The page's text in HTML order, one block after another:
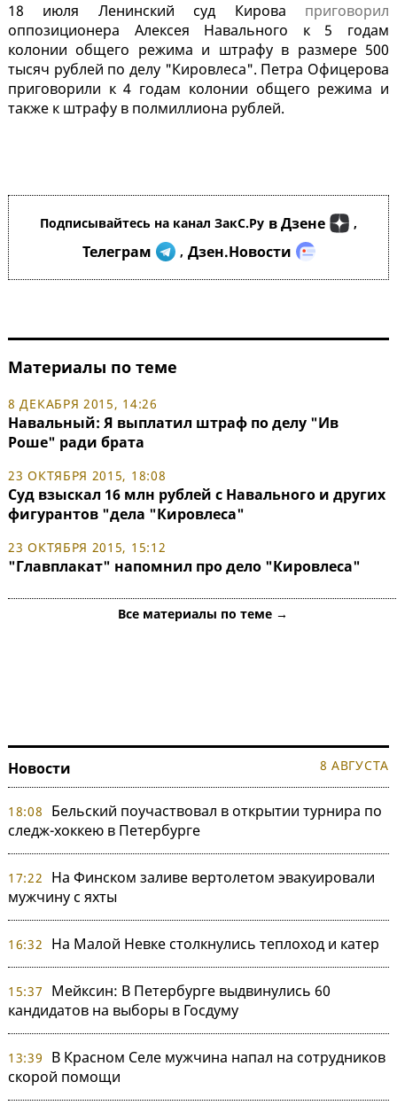
18 июля Ленинский суд Кирова приговорил
оппозиционера Алексея Навального к 5 годам
колонии общего режима и штрафу в размере 500
тысяч рублей по делу "Кировлеса". Петра Офицерова
приговорили к 4 годам колонии общего режима и
также к штрафу в полмиллиона рублей.
Подписывайтесь на канал ЗакС.Ру в Дзене ,
Телеграм , Дзен.Новости
Материалы по теме
8 ДЕКАБРЯ 2015, 14:26
Навальный: Я выплатил штраф по делу "Ив
Роше" ради брата
23 ОКТЯБРЯ 2015, 18:08
Суд взыскал 16 млн рублей с Навального и других
фигурантов "дела "Кировлеса"
23 ОКТЯБРЯ 2015, 15:12
"Главплакат" напомнил про дело "Кировлеса"
Все материалы по теме →
Новости 8 АВГУСТА
18:08
Бельский поучаствовал в открытии турнира по
следж-хоккею в Петербурге
17:22
На Финском заливе вертолетом эвакуировали
мужчину с яхты
16:32 На Малой Невке столкнулись теплоход и катер
15:37
Мейксин: В Петербурге выдвинулись 60
кандидатов на выборы в Госдуму
13:39
В Красном Селе мужчина напал на сотрудников
скорой помощи